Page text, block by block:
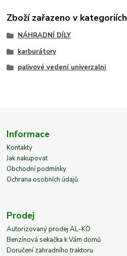
Zboží zařazeno v kategoriích
NÁHRADNÍ DÍLY
karburátory
palivové vedení univerzalni
Informace
Kontakty
Jak nakupovat
Obchodní podmínky
Ochrana osobních údajů
Prodej
Autorizovaný prodej AL-KO
Benzínová sekačka k Vám domů
Doručení zahradního traktoru